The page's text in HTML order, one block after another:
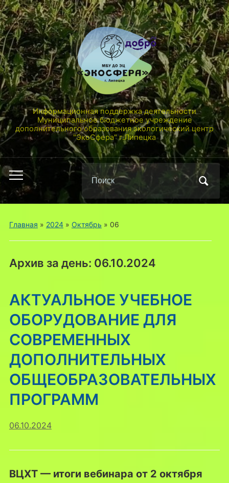
Информационная поддержка деятельности
Муниципальное бюджетное учреждение
дополнительного образования экологический центр
"ЭкоСфера" г.Липецка
Переключить
мобильное
меню
Поиск
по:
Главная » 2024» Октябрь » 06
Архив за день: 06.10.2024
АКТУАЛЬНОЕ УЧЕБНОЕ
ОБОРУДОВАНИЕ ДЛЯ
СОВРЕМЕННЫХ
ДОПОЛНИТЕЛЬНЫХ
ОБЩЕОБРАЗОВАТЕЛЬНЫХ
ПРОГРАММ
06.10.2024
ВЦХТ — итоги вебинара от 2 октября